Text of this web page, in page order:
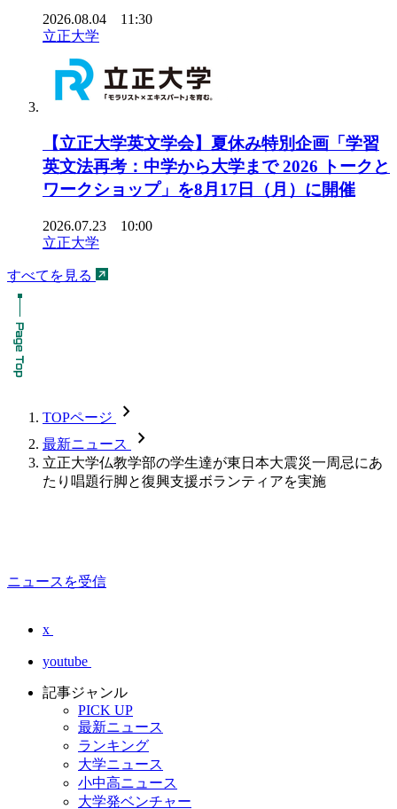
2026.08.04 11:30
立正大学
【立正大学英文学会】夏休み特別企画「学習
英文法再考：中学から大学まで 2026 トークと
ワークショップ」を8月17日（月）に開催
2026.07.23 10:00
立正大学
すべてを見る
TOPページ chevron_forward
最新ニュース chevron_forward
立正大学仏教学部の学生達が東日本大震災一周忌にあ
たり唱題行脚と復興支援ボランティアを実施
ニュースを受信
x
youtube
記事ジャンル
PICK UP
最新ニュース
ランキング
大学ニュース
小中高ニュース
大学発ベンチャー